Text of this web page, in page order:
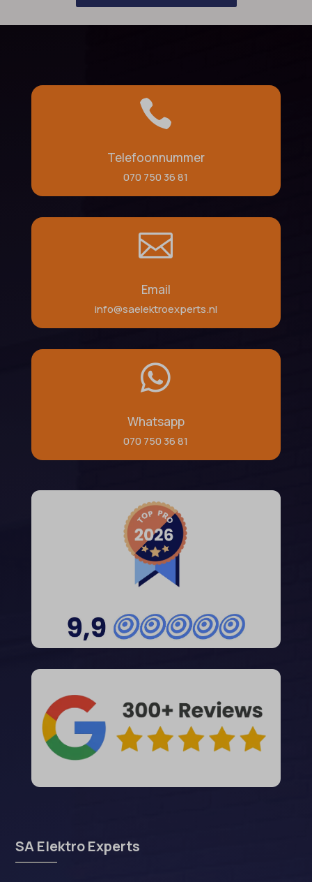

Telefoonnummer
070 750 36 81

Email
info@saelektroexperts.nl

Whatsapp
070 750 36 81
SA Elektro Experts